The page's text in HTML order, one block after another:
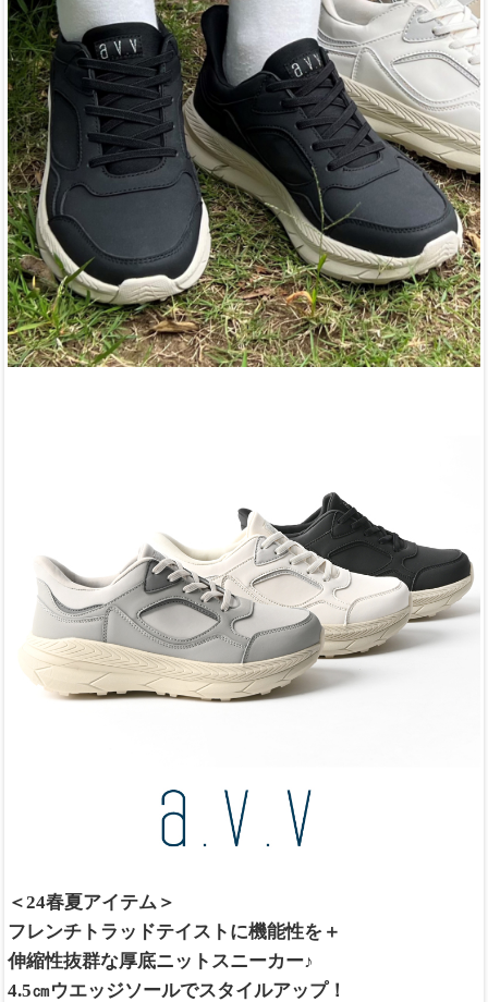
＜24春夏アイテム＞
フレンチトラッドテイストに機能性を＋
伸縮性抜群な厚底ニットスニーカー♪
4.5㎝ウエッジソールでスタイルアップ！